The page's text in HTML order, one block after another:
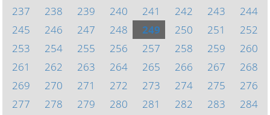
237
238 239 240 241 242 243
244
245
246 247 248 249 250 251
252
253
254 255 256 257 258 259
260
261
262 263 264 265 266 267
268
269
270 271 272 273 274 275
276
277
278 279 280 281 282 283
284